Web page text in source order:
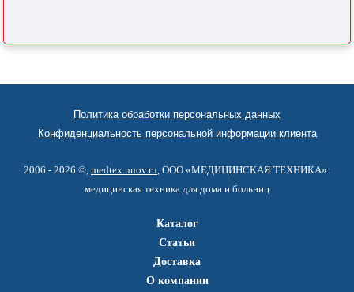
Политика обработки персональных данных
Конфиденциальность персональной информации клиента
2006 - 2026 ©, medtex.nnov.ru , ООО «МЕДИЦИНСКАЯ ТЕХНИКА»:
медицинская техника для дома и больниц
Каталог
Статьи
Доставка
О компании